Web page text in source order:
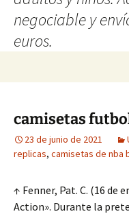
negociable y
euros.
camisetas
23 de junio de 2021
replicas, camisetas de nba
↑ Fenner, Pat. C. (16 de
Action». Durante la